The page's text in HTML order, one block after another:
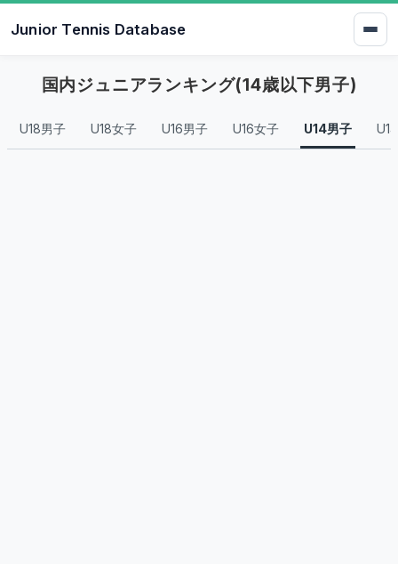
Junior Tennis Database
国内ジュニアランキング(14歳以下男子)
U18男子 U18女子 U16男子 U16女子 U14男子